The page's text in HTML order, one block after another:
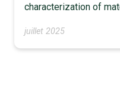
characterization of
juillet 2025